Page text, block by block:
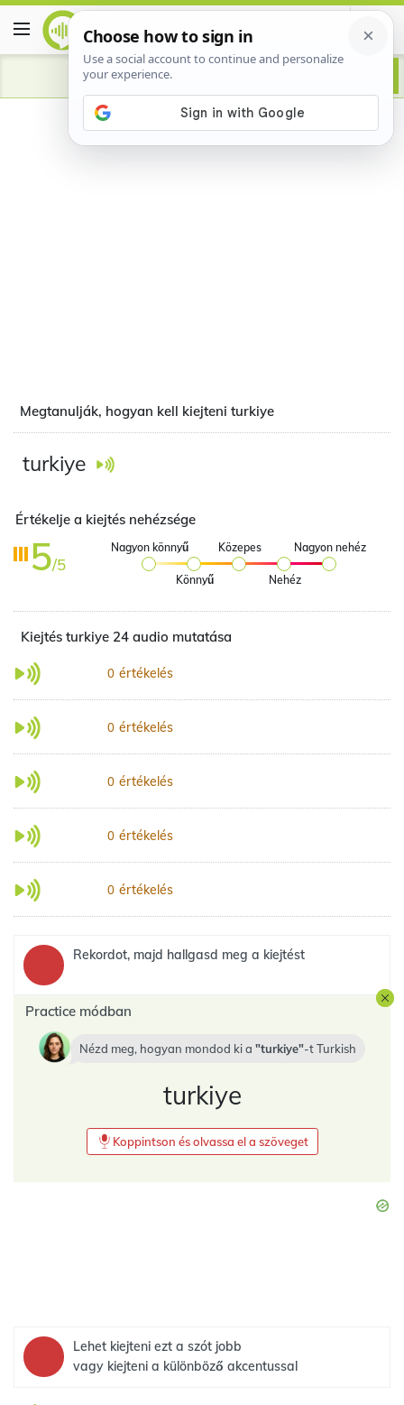
Advertisement
Megtanulják, hogyan kell kiejteni turkiye
turkiye
Értékelje a kiejtés nehézsége
5/5
Nagyon könnyű
Könnyű
Közepes
Nehéz
Nagyon nehéz
Kiejtés turkiye 24 audio mutatása
0 értékelés
0 értékelés
0 értékelés
0 értékelés
0 értékelés
Rekordot, majd hallgasd meg a kiejtést
Practice módban
Nézd meg, hogyan mondod ki a turkiye -tTurkish
turkiye
Koppintson és olvassa el a szöveget
Lehet kiejteni ezt a szót jobb
vagy kiejteni a különböző akcentussal